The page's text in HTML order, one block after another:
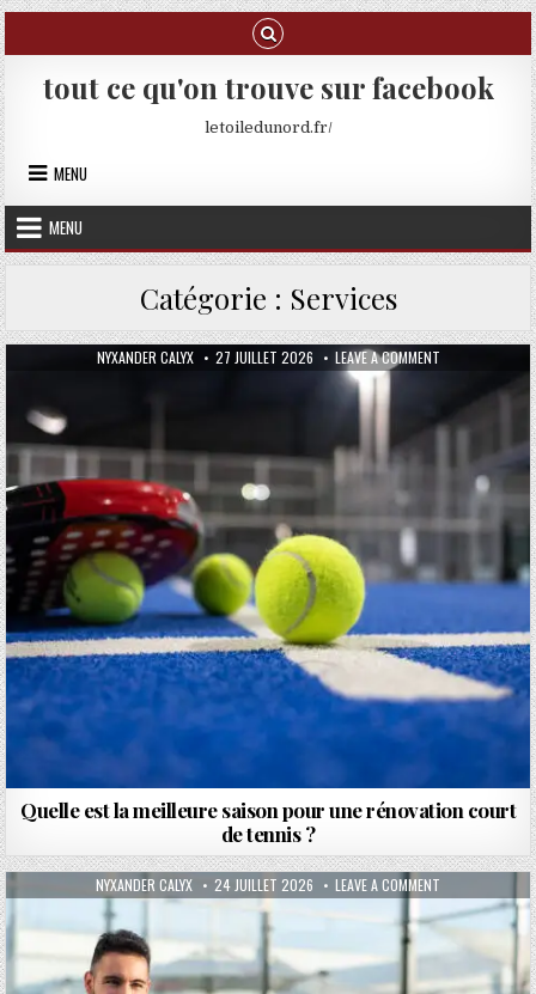
Skip to content
tout ce qu'on trouve sur facebook
letoiledunord.fr/
MENU
MENU
Catégorie : Services
AUTHOR:
NYXANDER CALYX PUBLISHED DATE:
27 JUILLET 2026 LEAVE A COMMENTON QUELLE EST
Quelle est la meilleure saison pour une rénovation court
de tennis ?
AUTHOR:
NYXANDER CALYX PUBLISHED DATE:
24 JUILLET 2026 LEAVE A COMMENT ON QUELLE